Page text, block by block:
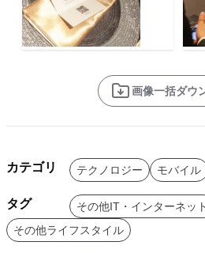
画像一括ダウ
カテゴリ テクノロジー モバイル
タグ その他IT・インターネット
その他ライフスタイル